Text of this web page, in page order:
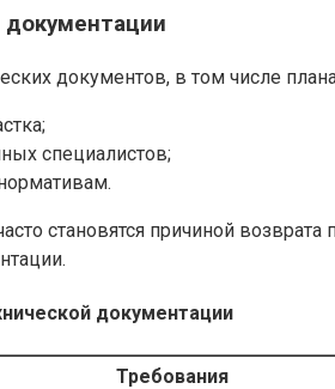
документации
документов, в том числе
специалистов;
становятся причиной
документации
Требования